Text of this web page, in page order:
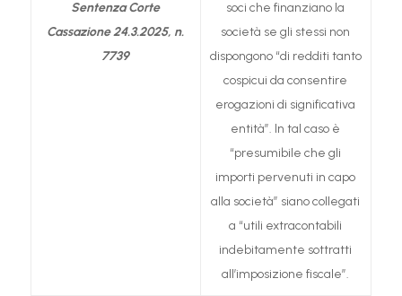
Sentenza Corte
Cassazione 24.3.2025, n.
7739
soci che finanziano la
società se gli stessi non
dispongono “di redditi tanto
cospicui da consentire
erogazioni di significativa
entità”. In tal caso è
“presumibile che gli
importi pervenuti in capo
alla società” siano collegati
a “utili extracontabili
indebitamente sottratti
all’imposizione fiscale”.